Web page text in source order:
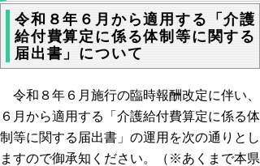
令和８年６月から適用する「介護
給付費算定に係る体制等に関する
届出書」について
令和８年６月施行の臨時報酬改定に伴い、
６月から適用する「介護給付費算定に係る体
制等に関する届出書」の運用を次の通りとし
ますので御承知ください。（※あくまで本県